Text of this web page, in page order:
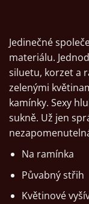
Jedinečné
materiálu.
siluetu, korzet a
zelenými
kamínky. Sexy
sukně. Už jen
Na ramínka
Půvabný střih
Květinové